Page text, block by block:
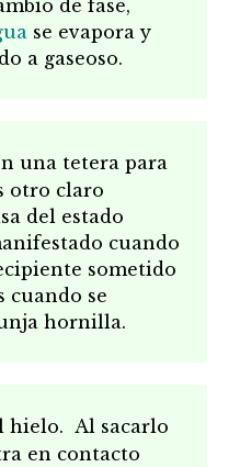
de fase,
se evapora y
a gaseoso.
una tetera para
otro claro
del estado
cuando
sometido
cuando se
hornilla.
hielo. Al sacarlo
en contacto